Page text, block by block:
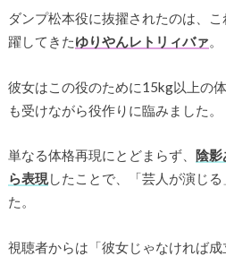
ダンプ松本役に抜擢されたのは、
躍してきたゆりやんレトリィバァ。
彼女はこの役のために15kg以上の
も受けながら役作りに臨みました。
単なる体格再現にとどまらず、 陰影
ら表現したことで、「芸人が演じ
た。
視聴者からは「彼女じゃなければ